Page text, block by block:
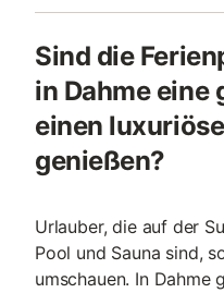
Sind die
in Dahme eine
einen
genießen?
Urlauber, die auf der
Pool und Sauna sind,
umschauen. In Dahme